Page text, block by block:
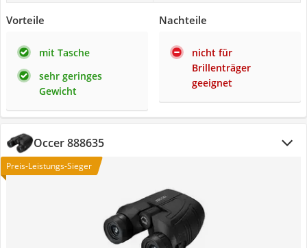
Vorteile
mit Tasche
sehr geringes
Gewicht
Nachteile
nicht für
Brillenträger
geeignet
Occer 888635
Preis-Leistungs-Sieger